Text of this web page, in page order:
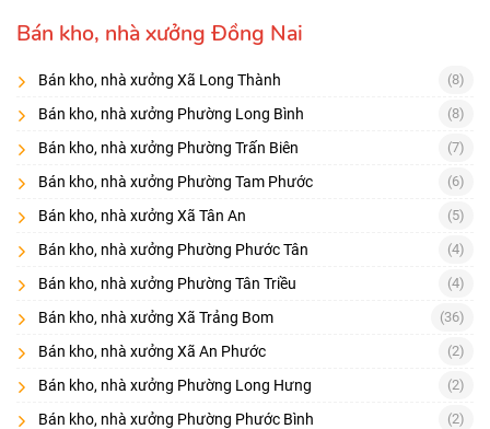
cần điện, nền, thông gió, công năng
Kho logistics:cần đường xe tải/container, bãi xe, PCCC
Đầu tư cho thuê:
ưu tiên vị trí dễ cho thuê, hợp đồng thuê sẵn (nếu
có)
Checklist 10 điểm quan trọng
Mục đích sử dụng đất, thời hạn sử dụng
Diện tích xưởng/kho + văn phòng + bãi
Chiều cao, kết cấu, số cửa xuất nhập
Tải trọng nền, chống bụi/thoát nước
Bán kho, nhà xưởng Đồng Nai
Bán kho, nhà xưởng Xã Long Thành (8)
Bán kho, nhà xưởng Phường Long Bình (8)
Bán kho, nhà xưởng Phường Trấn Biên (7)
Bán kho, nhà xưởng Phường Tam Phước (6)
Bán kho, nhà xưởng Xã Tân An (5)
Bán kho, nhà xưởng Phường Phước Tân (4)
Bán kho, nhà xưởng Phường Tân Triều (4)
Bán kho, nhà xưởng Xã Trảng Bom (36)
Bán kho, nhà xưởng Xã An Phước (2)
Bán kho, nhà xưởng Phường Long Hưng (2)
Bán kho, nhà xưởng Phường Phước Bình (2)